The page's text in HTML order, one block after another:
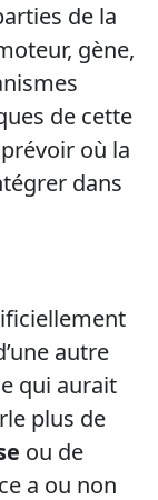
de la
gène,
de cette
où la
dans
autre
qui aurait
plus de
ou de
a ou non